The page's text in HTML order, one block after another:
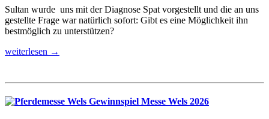
Sultan wurde uns mit der Diagnose Spat vorgestellt und die an uns
gestellte Frage war natürlich sofort: Gibt es eine Möglichkeit ihn
bestmöglich zu unterstützen?
weiterlesen →
Gewinnspiel Messe Wels 2026